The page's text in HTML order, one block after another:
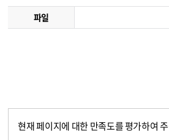
파일
현재 페이지에 대한 만족도를 평가하여